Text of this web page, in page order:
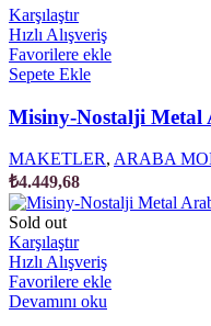
Karşılaştır
Hızlı Alışveriş
Favorilere ekle
Sepete Ekle
Misiny-Nostalji Metal
MAKETLER, ARABA
₺4.449,68
Sold out
Karşılaştır
Hızlı Alışveriş
Favorilere ekle
Devamını oku